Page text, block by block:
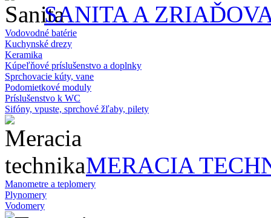
SANITA A
Vodovodné batérie
Kuchynské drezy
Keramika
Kúpeľňové príslušenstvo a doplnky
Sprchovacie kúty, vane
Podomietkové moduly
Príslušenstvo k WC
Sifóny, vpuste, sprchové žľaby, pilety
MERACIA
Manometre a teplomery
Plynomery
Vodomery